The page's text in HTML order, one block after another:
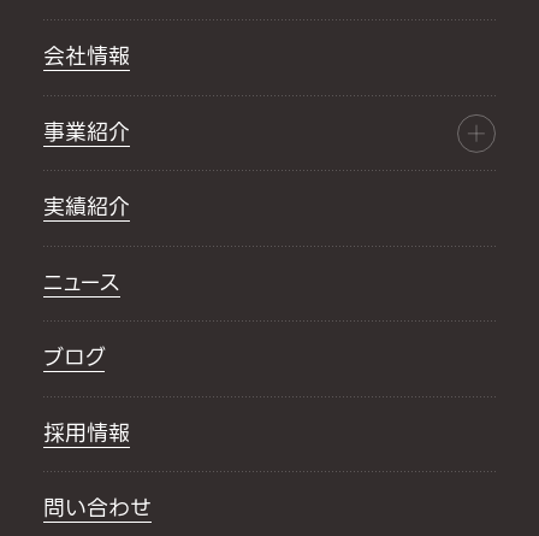
会社情報
事業紹介
実績紹介
ニュース
ブログ
採用情報
問い合わせ